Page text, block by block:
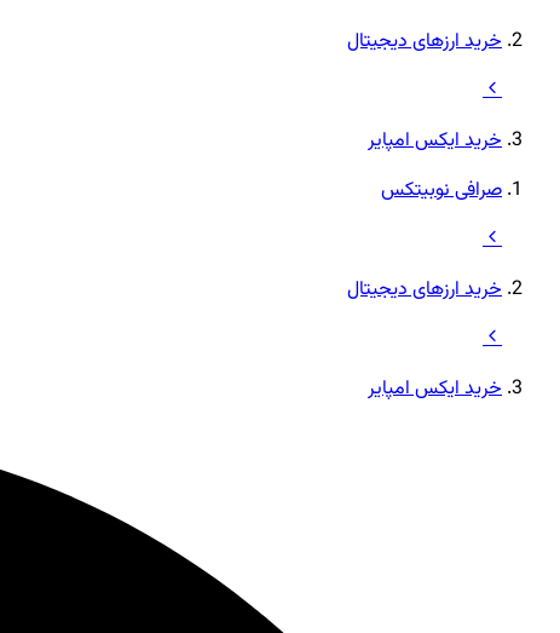
خرید ارزهای دیجیتال
خرید ایکس امپایر
صرافی نوبیتکس
خرید ارزهای دیجیتال
خرید ایکس امپایر